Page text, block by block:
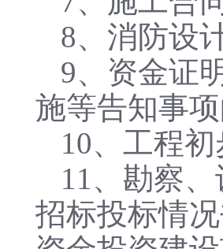
8、消防设
9、资金证
施等告知事
10、工程
11、勘察
招标投标情